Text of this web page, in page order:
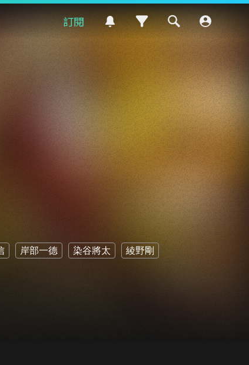
訂閱
岸部一德 染谷將太
綾野剛